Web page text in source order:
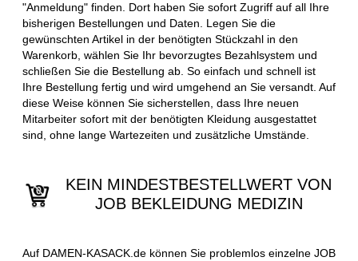
"Anmeldung" finden. Dort haben Sie sofort Zugriff auf all Ihre
bisherigen Bestellungen und Daten. Legen Sie die
gewünschten Artikel in der benötigten Stückzahl in den
Warenkorb, wählen Sie Ihr bevorzugtes Bezahlsystem und
schließen Sie die Bestellung ab. So einfach und schnell ist
Ihre Bestellung fertig und wird umgehend an Sie versandt. Auf
diese Weise können Sie sicherstellen, dass Ihre neuen
Mitarbeiter sofort mit der benötigten Kleidung ausgestattet
sind, ohne lange Wartezeiten und zusätzliche Umstände.
KEIN MINDESTBESTELLWERT VON
JOB BEKLEIDUNG MEDIZIN
Auf DAMEN-KASACK.de können Sie problemlos einzelne JOB